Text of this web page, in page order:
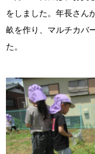
をしました。年長さん
畝を作り、マルチカバ
た。